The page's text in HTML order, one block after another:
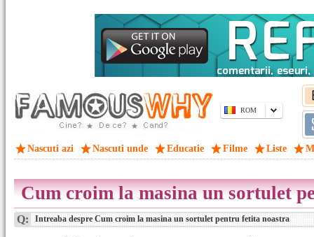
ROM
Nascuti azi Nascuti unde Educatie Filme Liste
Cum croim la masina un sortulet
Q: Intreaba despre Cum croim la masina un sortulet pentru fetita noastra